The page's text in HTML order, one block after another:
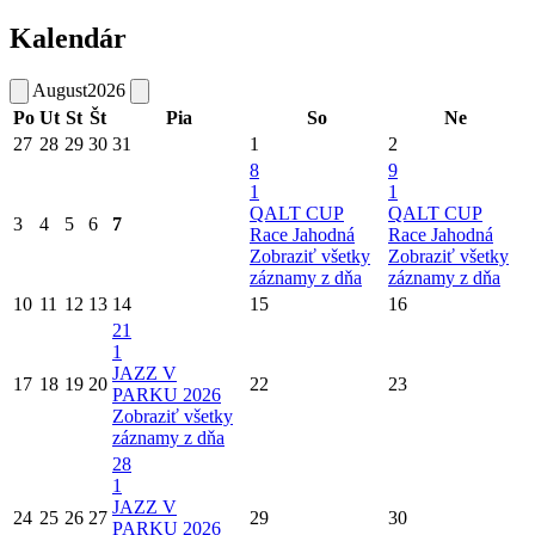
Kalendár
August2026
Po Ut St Št Pia So
Ne
27 28 29 30 31 1 2
3 4 5 6 7
8
1
QALT CUP
Race Jahodná
Zobraziť všetky
záznamy z dňa
9
1
QALT CUP
Race Jahodná
Zobraziť všetky
záznamy z dňa
10 11 12 13 14 15 16
17 18 19 20
21
1
JAZZ V
PARKU 2026
Zobraziť všetky
záznamy z dňa
22 23
24 25 26 27
28
1
JAZZ V
PARKU 2026
29 30